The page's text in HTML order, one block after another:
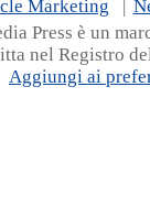
Marketing
Press è un
nel Registro
Aggiungi ai